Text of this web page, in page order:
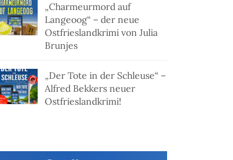
„Charmeurmord auf
Langeoog“ – der neue
Ostfrieslandkrimi von Julia
Brunjes
„Der Tote in der Schleuse“ –
Alfred Bekkers neuer
Ostfrieslandkrimi!